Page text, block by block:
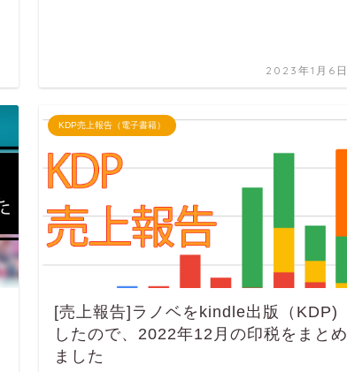
2023年1月6日
KDP売上報告（電子書籍）
[売上報告]ラノベをkindle出版（KDP)
したので、2022年12月の印税をまとめ
ました